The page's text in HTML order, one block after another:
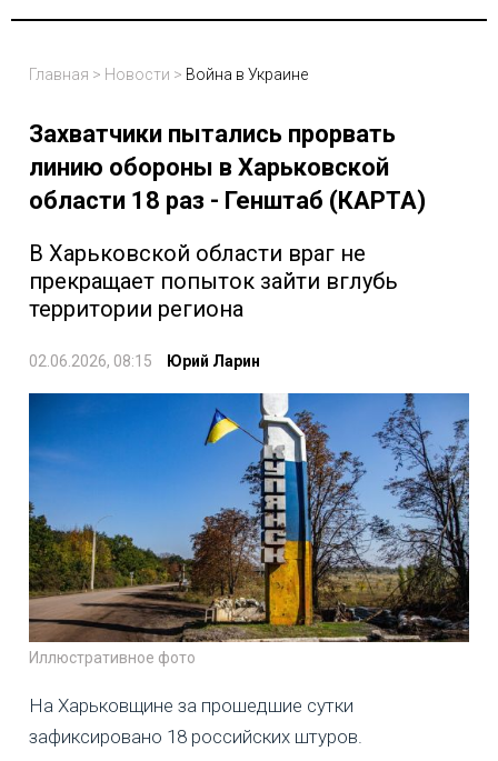
Главная > Новости > Война в Украине
Захватчики пытались прорвать
линию обороны в Харьковской
области 18 раз - Генштаб (КАРТА)
В Харьковской области враг не
прекращает попыток зайти вглубь
территории региона
02.06.2026, 08:15 Юрий Ларин
Иллюстративное фото
На Харьковщине за прошедшие сутки
зафиксировано 18 российских штуров.